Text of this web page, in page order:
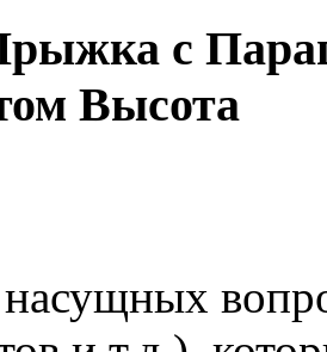
с
Высота